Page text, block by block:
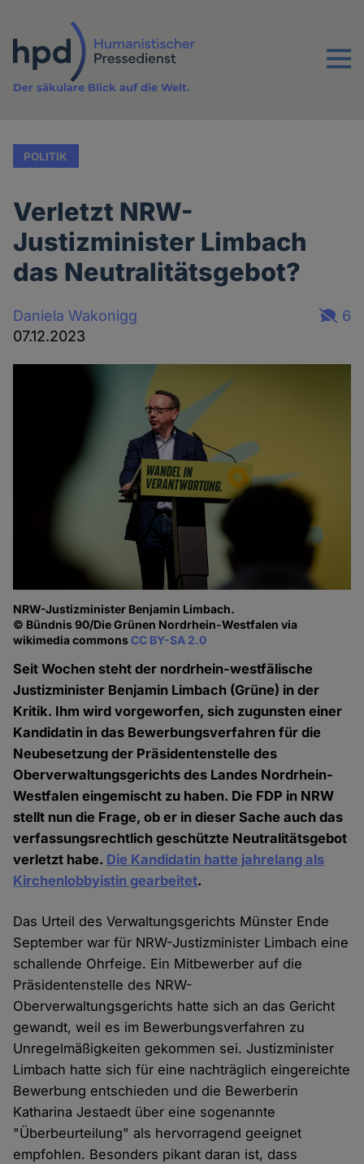
Inhalt
Menu
Der säkulare Blick auf die Welt.
POLITIK
Verletzt NRW-
Justizminister Limbach
das Neutralitätsgebot?
Daniela Wakonigg
07.12.2023
6
NRW-Justizminister Benjamin Limbach.
© Bündnis 90/Die Grünen Nordrhein-Westfalen via
wikimedia commonsCC BY-SA 2.0
Seit Wochen steht der nordrhein-westfälische
Justizminister Benjamin Limbach (Grüne) in der
Kritik. Ihm wird vorgeworfen, sich zugunsten einer
Kandidatin in das Bewerbungsverfahren für die
Neubesetzung der Präsidentenstelle des
Oberverwaltungsgerichts des Landes Nordrhein-
Westfalen eingemischt zu haben. Die FDP in NRW
stellt nun die Frage, ob er in dieser Sache auch das
verfassungsrechtlich geschützte Neutralitätsgebot
verletzt habe. Die Kandidatin hatte jahrelang als
Kirchenlobbyistin gearbeitet.
Das Urteil des Verwaltungsgerichts Münster Ende
September war für NRW-Justizminister Limbach eine
schallende Ohrfeige. Ein Mitbewerber auf die
Präsidentenstelle des NRW-
Oberverwaltungsgerichts hatte sich an das Gericht
gewandt, weil es im Bewerbungsverfahren zu
Unregelmäßigkeiten gekommen sei. Justizminister
Limbach hatte sich für eine nachträglich eingereichte
Bewerbung entschieden und die Bewerberin
Katharina Jestaedt über eine sogenannte
"Überbeurteilung" als hervorragend geeignet
empfohlen. Besonders pikant daran ist, dass